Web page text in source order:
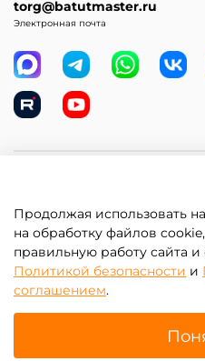
Клиентам
Информация
torg@batutmaster.ru
Электронная почта
Продолжая использовать
на обработку файлов
правильную работу сайта
Политикой безопасности и
соглашением.